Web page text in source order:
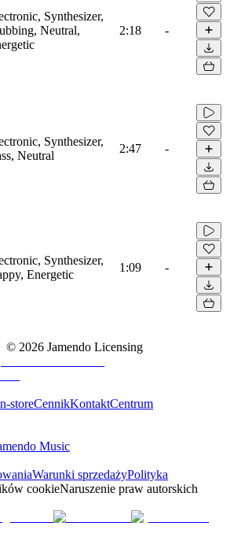
Synthesizer,
Neutral,
2:18 -
Synthesizer,
Neutral
2:47 -
Synthesizer,
Energetic
1:09 -
© 2026 Jamendo Licensing
storeCennikKontaktCentrum
Music
Warunki sprzedażyPolityka
cookieNaruszenie praw autorskich